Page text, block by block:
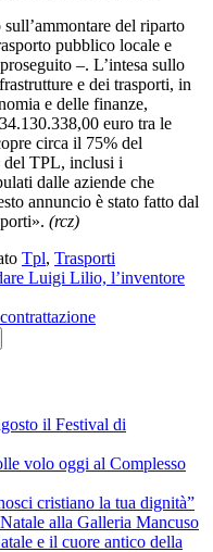
del riparto
pubblico locale e
–. L’intesa sullo
e dei trasporti, in
e delle finanze,
euro tra le
circa il 75% del
del TPL, inclusi i
dalle aziende che
annuncio è stato fatto dal
(rcz)
Tpl, Trasporti
Luigi Lilio, l’inventore
il Festival di
volo oggi al Complesso
cristiano la tua dignità”
alla Galleria Mancuso
e il cuore antico della